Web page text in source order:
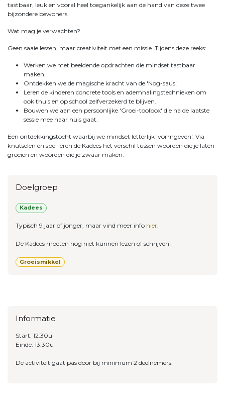
tastbaar, leuk en vooral heel toegankelijk aan de hand van deze twee
bijzondere bewoners.
Wat mag je verwachten?
Geen saaie lessen, maar creativiteit met een missie. Tijdens deze reeks:
Werken we met beeldende opdrachten die mindset tastbaar
maken.
Ontdekken we de magische kracht van de 'Nog-saus'.
Leren de kinderen concrete tools en ademhalingstechnieken om
ook thuis en op school zelfverzekerd te blijven.
Bouwen we aan een persoonlijke 'Groei-toolbox' die na de laatste
sessie mee naar huis gaat.
Een ontdekkingstocht waarbij we mindset letterlijk 'vormgeven'. Via
knutselen en spel leren de Kadees het verschil tussen woorden die je laten
groeien en woorden die je zwaar maken.
Doelgroep
Kadees
Typisch 9 jaar of jonger, maar vind meer info hier
De Kadees moeten nog niet kunnen lezen of schrijven!
Groeismikkel
Informatie
Start: 12:30u
Einde: 13:30u
De activiteit gaat pas door bij minimum 2 deelnemers.